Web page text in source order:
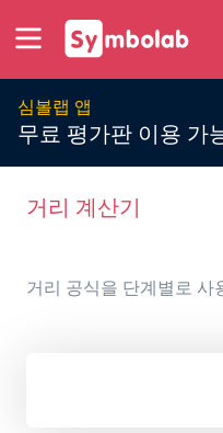
심볼랩 앱
무료 평가판 이용 가
거리 계산기
거리 공식을 단계별로 사